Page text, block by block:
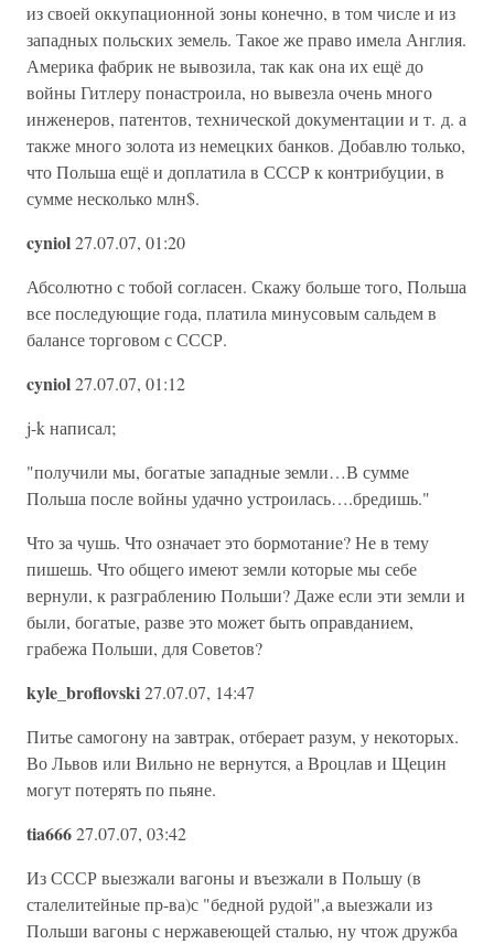
из своей оккупационной зоны конечно, в том числе и из
западных польских земель. Такое же право имела Англия.
Америка фабрик не вывозила, так как она их ещё до
войны Гитлеру понастроила, но вывезла очень много
инженеров, патентов, технической документации и т. д. а
также много золота из немецких банков. Добавлю только,
что Польша ещё и доплатила в СССР к контрибуции, в
сумме несколько млн$.
cyniol27.07.07, 01:20
Абсолютно с тобой согласен. Скажу больше того, Польша
все последующие года, платила минусовым сальдем в
балансе торговом с СССР.
cyniol27.07.07, 01:12
j-k написал;
"получили мы, богатые западные земли…В сумме
Польша после войны удачно устроилась….бредишь."
Что за чушь. Что означает это бормотание? Не в тему
пишешь. Что общего имеют земли которые мы себе
вернули, к разграблению Польши? Даже если эти земли и
были, богатые, разве это может быть оправданием,
грабежа Польши, для Советов?
kyle_broflovski27.07.07, 14:47
Питье самогону на завтрак, отберает разум, у некоторых.
Во Львов или Вильно не вернутся, а Вроцлав и Щецин
могут потерять по пьяне.
tia66627.07.07, 03:42
Из СССР выезжали вагоны и въезжали в Польшу (в
сталелитейные пр-ва)с "бедной рудой",а выезжали из
Польши вагоны с нержавеющей сталью, ну чтож дружба